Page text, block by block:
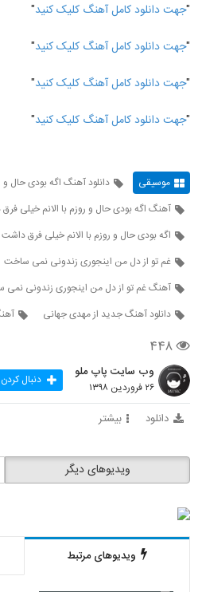
"جهت دانلود کامل آهنگ کلیک کنید"
"جهت دانلود کامل آهنگ کلیک کنید"
"جهت دانلود کامل آهنگ کلیک کنید"
"جهت دانلود کامل آهنگ کلیک کنید"
موسیقی
دانلود آهنگ اگه بودی حال و
آهنگ اگه بودی حال و روزم با الانم خیلی
اگه بودی حال و روزم با الانم خیلی فرق داشت
غم تو از دل من اینجوری زندونی نمی ساخت
آهنگ غم تو از دل من اینجوری زندونی
دانلود آهنگ جدید از مهدی جهانی
۴۴۸
وب سایت پاپ ملو
۲۶ فروردین ۱۳۹۸ دنبال کردن
دانلود بیشتر
ویدیوهای دیگر
ویدیوهای مرتبط